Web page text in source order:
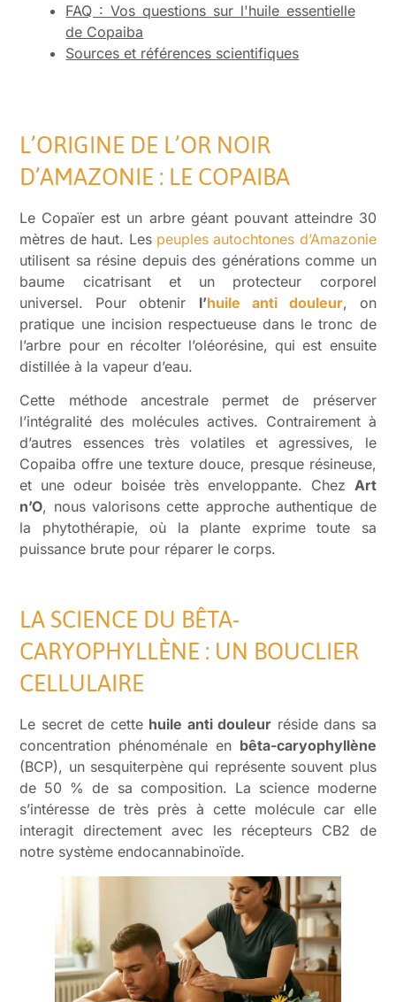
FAQ : Vos questions sur l'huile essentielle
de Copaiba
Sources et références scientifiques
L’ORIGINE DE L’OR NOIR
D’AMAZONIE : LE COPAIBA
Le Copaïer est un arbre géant pouvant atteindre 30
mètres de haut. Les peuples autochtones d’Amazonie
utilisent sa résine depuis des générations comme un
baume cicatrisant et un protecteur corporel
universel. Pour obtenir l’huile anti douleur, on
pratique une incision respectueuse dans le tronc de
l’arbre pour en récolter l’oléorésine, qui est ensuite
distillée à la vapeur d’eau.
Cette méthode ancestrale permet de préserver
l’intégralité des molécules actives. Contrairement à
d’autres essences très volatiles et agressives, le
Copaiba offre une texture douce, presque résineuse,
et une odeur boisée très enveloppante. Chez Art
n’O, nous valorisons cette approche authentique de
la phytothérapie, où la plante exprime toute sa
puissance brute pour réparer le corps.
LA SCIENCE DU BÊTA-
CARYOPHYLLÈNE : UN BOUCLIER
CELLULAIRE
Le secret de cette huile anti douleur réside dans sa
concentration phénoménale en bêta-caryophyllène
(BCP), un sesquiterpène qui représente souvent plus
de 50 % de sa composition. La science moderne
s’intéresse de très près à cette molécule car elle
interagit directement avec les récepteurs CB2 de
notre système endocannabinoïde.